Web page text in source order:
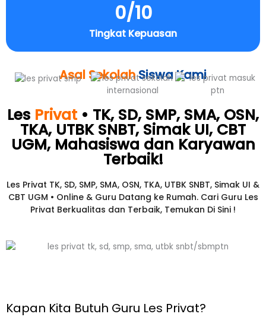
Tingkat Kepuasan
0/10
Asal SekolahSiswa Kami
Les Privat • TK, SD, SMP, SMA, OSN,
TKA, UTBK SNBT, Simak UI, CBT
UGM, Mahasiswa dan Karyawan
Terbaik!​
Les Privat TK, SD, SMP, SMA, OSN, TKA, UTBK SNBT, Simak UI &
CBT UGM • Online & Guru Datang ke Rumah. Cari Guru Les
Privat Berkualitas dan Terbaik, Temukan Di Sini !
Kapan Kita Butuh Guru Les Privat?